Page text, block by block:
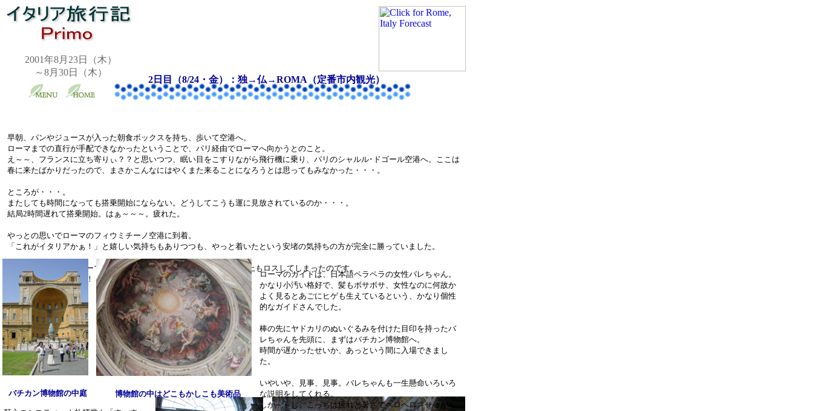
2001年8月23日（木）
～8月30日（木）
2日目（8/24・金）：独→仏→ROMA（定番市内観光）
早朝、パンやジュースが入った朝食ボックスを持ち、歩いて空港へ。
ローマまでの直行が手配できなかったということで、パリ経由でローマへ向かうとのこと。
え～～、フランスに立ち寄りぃ？？と思いつつ、眠い目をこすりながら飛行機に乗り、パリのシャルル･ドゴール空港へ。ここは
春に来たばかりだったので、まさかこんなにはやくまた来ることになろうとは思ってもみなかった・・・。
ところが・・・。
またしても時間になっても搭乗開始にならない。
どうしてこうも運に見放されているのか・・・。
結局2時間遅れて搭乗開始。はぁ～～～。疲れた。
やっとの思いでローマのフィウミチーノ空港に到着。
「これがイタリアかぁ！」と嬉しい気持ちもありつつも、やっと着いたという安堵の気持ちの方が完全に勝っていました。
バスに乗り込んで、ローマ観光が始まったのが、午後2時半。半日以上もロスしてしまったのです。
ＪＡＬめぇ～～～！！！
バチカン博物館の中庭 博物館の中はどこもかしこも美術品
ローマのガイドは、日本語ペラペラの女性バレちゃん。
かなり小汚い格好で、髪もボサボサ、女性なのに何故か
よく見るとあごにヒゲも生えているという、かなり個性
的なガイドさんでした。
棒の先にヤドカリのぬいぐるみを付けた目印を持ったバ
レちゃんを先頭に、まずはバチカン博物館へ。
時間が遅かったせいか、あっという間に入場できまし
た。
いやいや、見事、見事。バレちゃんも一生懸命いろいろ
な説明をしてくれる。
しか～～し。こっちは疲れと暑さでヘロヘロ。せっかく